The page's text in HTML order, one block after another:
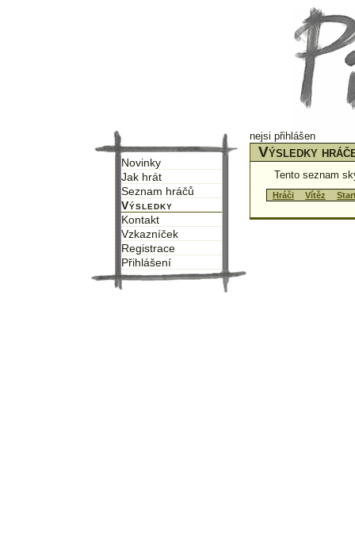
Novinky
Jak hrát
Seznam hráčů
Výsledky
Kontakt
Vzkazníček
Registrace
Přihlášení
nejsi přihlášen
Výsledky
Tento seznam
Hráči Vítěz